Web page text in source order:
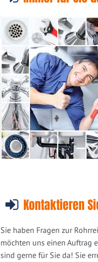
Kontaktieren
Sie haben Fragen zur
möchten uns einen Auftrag
sind gerne für Sie da! Sie